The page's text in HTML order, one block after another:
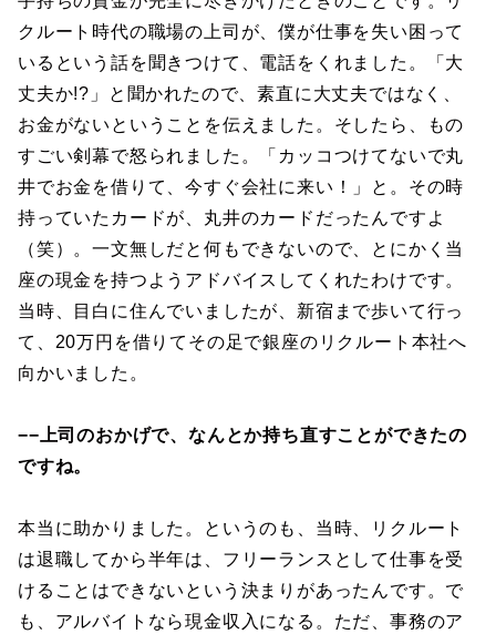
クルート時代の職場の上司が、僕が仕事を失い困って
いるという話を聞きつけて、電話をくれました。「大
丈夫か!?」と聞かれたので、素直に大丈夫ではなく、
お金がないということを伝えました。そしたら、もの
すごい剣幕で怒られました。「カッコつけてないで丸
井でお金を借りて、今すぐ会社に来い！」と。その時
持っていたカードが、丸井のカードだったんですよ
（笑）。一文無しだと何もできないので、とにかく当
座の現金を持つようアドバイスしてくれたわけです。
当時、目白に住んでいましたが、新宿まで歩いて行っ
て、20万円を借りてその足で銀座のリクルート本社へ
向かいました。
−−上司のおかげで、なんとか持ち直すことができたの
ですね。
本当に助かりました。というのも、当時、リクルート
は退職してから半年は、フリーランスとして仕事を受
けることはできないという決まりがあったんです。で
も、アルバイトなら現金収入になる。ただ、事務のア